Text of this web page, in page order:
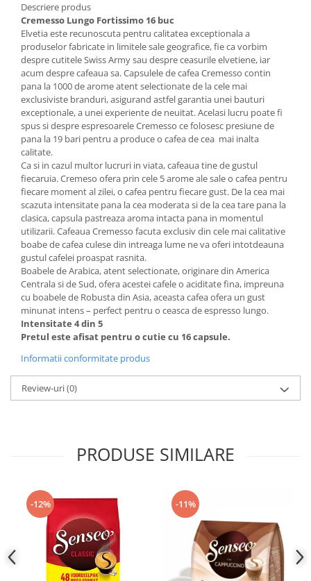
Descriere produs
Cremesso Lungo Fortissimo 16 buc
Elvetia este recunoscuta pentru calitatea exceptionala a
produselor fabricate in limitele sale geografice, fie ca vorbim
despre cutitele Swiss Army sau despre ceasurile elvetiene, iar
acum despre cafeaua sa. Capsulele de cafea Cremesso contin
pana la 1000 de arome atent selectionate de la cele mai
exclusiviste branduri, asigurand astfel garantia unei bauturi
exceptionale, a unei experiente de neuitat. Acelasi lucru poate fi
spus si despre espresoarele Cremesso ce folosesc presiune de
pana la 19 bari pentru a produce o cafea de cea mai inalta
calitate.
Ca si in cazul multor lucruri in viata, cafeaua tine de gustul
fiecaruia. Cremeso ofera prin cele 5 arome ale sale o cafea pentru
fiecare moment al zilei, o cafea pentru fiecare gust. De la cea mai
scazuta intensitate pana la cea moderata si de la cea tare pana la
clasica, capsula pastreaza aroma intacta pana in momentul
utilizarii. Cafeaua Cremesso facuta exclusiv din cele mai calitative
boabe de cafea culese din intreaga lume ne va oferi intotdeauna
gustul cafelei proaspat rasnita.
Boabele de Arabica, atent selectionate, originare din America
Centrala si de Sud, ofera acestei cafele o aciditate fina, impreuna
cu boabele de Robusta din Asia, aceasta cafea ofera un gust
minunat intens – perfect pentru o ceasca de espresso lungo.
Intensitate 4 din 5
Pretul este afisat pentru o cutie cu 16 capsule.
Informatii conformitate produs
Review-uri(0)
PRODUSE SIMILARE
-12% -11%